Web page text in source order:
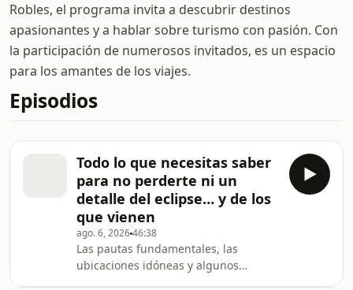
Robles, el programa invita a descubrir destinos
apasionantes y a hablar sobre turismo con pasión. Con
la participación de numerosos invitados, es un espacio
para los amantes de los viajes.
Episodios
Todo lo que necesitas saber
para no perderte ni un
detalle del eclipse… y de los
que vienen
ago. 6, 202646:38
Las pautas fundamentales, las
ubicaciones idóneas y algunos